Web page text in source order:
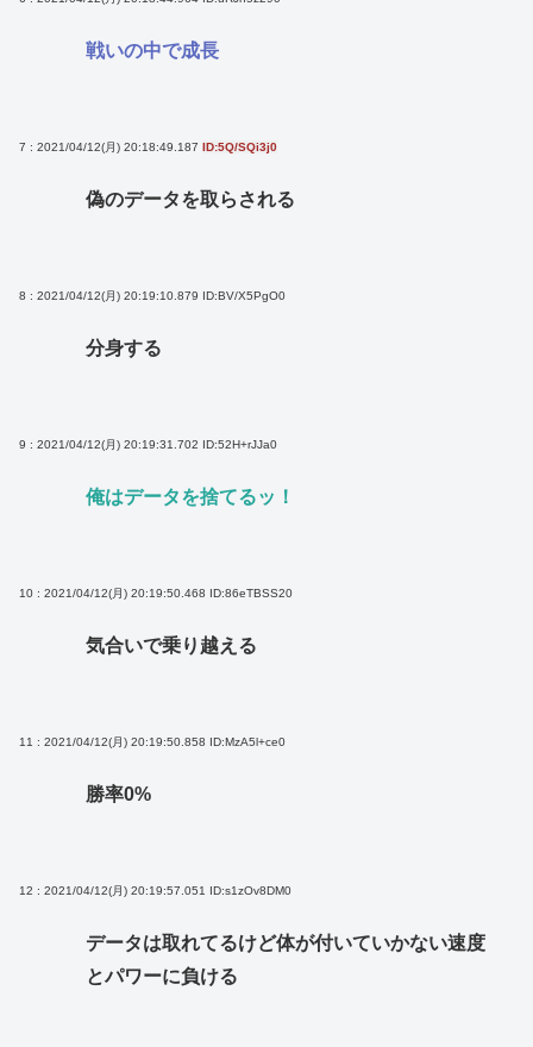
戦いの中で成長
7 : 2021/04/12(月) 20:18:49.187 ID:5Q/SQi3j0
偽のデータを取らされる
8 : 2021/04/12(月) 20:19:10.879 ID:BV/X5PgO0
分身する
9 : 2021/04/12(月) 20:19:31.702 ID:52H+rJJa0
俺はデータを捨てるッ！
10 : 2021/04/12(月) 20:19:50.468 ID:86eTBSS20
気合いで乗り越える
11 : 2021/04/12(月) 20:19:50.858 ID:MzA5l+ce0
勝率0%
12 : 2021/04/12(月) 20:19:57.051 ID:s1zOv8DM0
データは取れてるけど体が付いていかない速度
とパワーに負ける